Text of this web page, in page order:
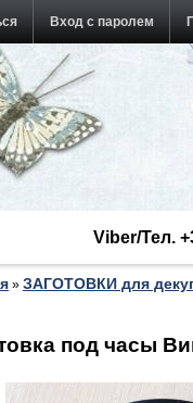
Вход с паролем
Viber/Тел.
» ЗАГОТОВКИ для
под часы